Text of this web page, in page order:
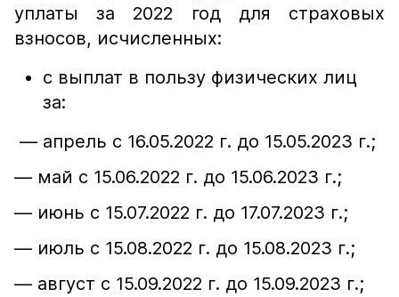
уплаты за 2022 год для страховых
взносов, исчисленных:
с выплат в пользу физических лиц
за:
— апрель с 16.05.2022 г. до 15.05.2023 г.;
— май с 15.06.2022 г. до 15.06.2023 г.;
— июнь с 15.07.2022 г. до 17.07.2023 г.;
— июль с 15.08.2022 г. до 15.08.2023 г.;
— август с 15.09.2022 г. до 15.09.2023 г.;